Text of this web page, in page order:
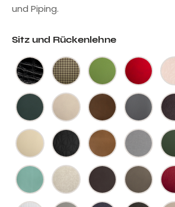
und Piping.
Sitz und Rückenlehne